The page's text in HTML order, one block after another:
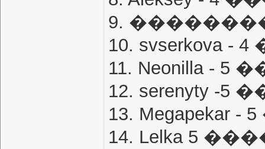
9.
10. svserkova
11. Neonilla -
12. serenyty -
13.
14. Lelka 5